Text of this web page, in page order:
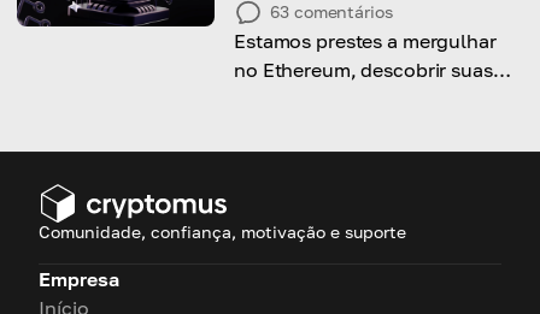
63 comentários
Estamos prestes a mergulhar
no Ethereum, descobrir suas
Comunidade, confiança, motivação e suporte
Empresa
Início